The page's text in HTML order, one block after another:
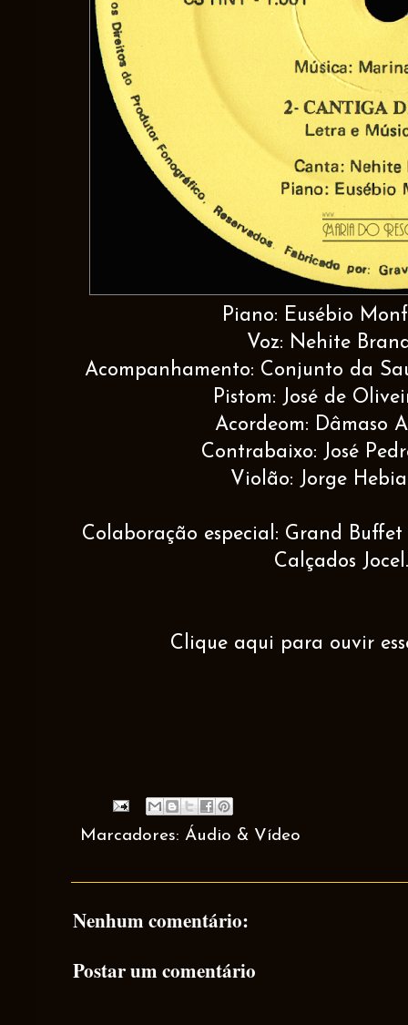
Piano: Eusébio
Voz: Nehite
Acompanhamento: Conjunto da
Pistom: José de
Acordeom: Dâmaso
Contrabaixo: José
Violão: Jorge
Colaboração especial: Grand
Calçados Jocel.
Clique aqui para ouvir
Marcadores: Áudio & Vídeo
Nenhum comentário:
Postar um comentário